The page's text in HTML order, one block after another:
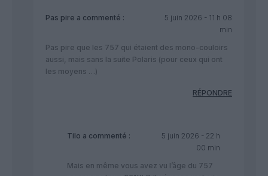
Pas pire a commenté :
5 juin 2026 - 11 h 08
min
Pas pire que les 757 qui étaient des mono-couloirs
aussi, mais sans la suite Polaris (pour ceux qui ont
les moyens …)
RÉPONDRE
Tilo a commenté :
5 juin 2026 - 22 h
00 min
Mais en même vous avez vu l’âge du 757